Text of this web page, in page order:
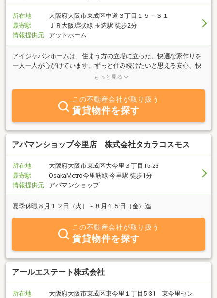
所在地
大阪府大阪市東成区中道３丁目１５－３１
最寄駅
ＪＲ大阪環状線 玉造駅 徒歩2分
情報提供元
アットホーム
アイジャパンホームは、住まう方の立場に立った、快適な家作りを
一人一人が心がけています。ずっと住み続けたいと思える安心、快
適な住まい作りをご提案いたします。企画力・施工力・サポート
もっと見る
この不動産会社が取り扱う
賃貸物件を探す
アパマンショップ今里店 株式会社タカラコスモス
所在地
大阪府大阪市東成区大今里３丁目15-23
最寄駅
OsakaMetro今里筋線 今里駅 徒歩1分
情報提供元
アパマンショップ
夏季休暇８月１２日（火）～８月１５日（金）迄
この不動産会社が取り扱う
賃貸物件を探す
アールエステート株式会社
所在地
大阪府大阪市東成区東今里１丁目5-31 東今里セン